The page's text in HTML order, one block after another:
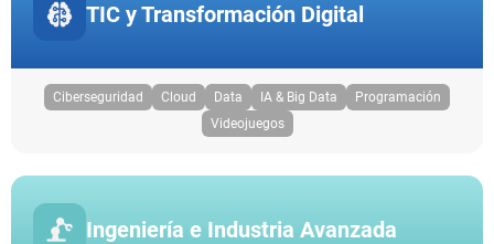
TIC y Transformación Digital
Ciberseguridad Cloud Data IA & Big Data
Programación
Videojuegos
Ingeniería e Industria Avanzada